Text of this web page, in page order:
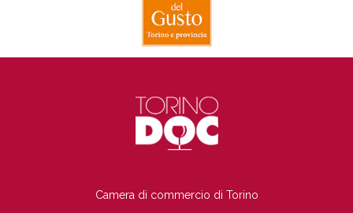
Camera di commercio di Torino